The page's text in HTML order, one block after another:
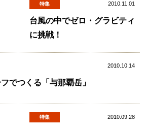
特集 2010.11.01
台風の中でゼロ・グラビティ
に挑戦！
2010.10.14
でつくる「与那覇岳」
特集 2010.09.28